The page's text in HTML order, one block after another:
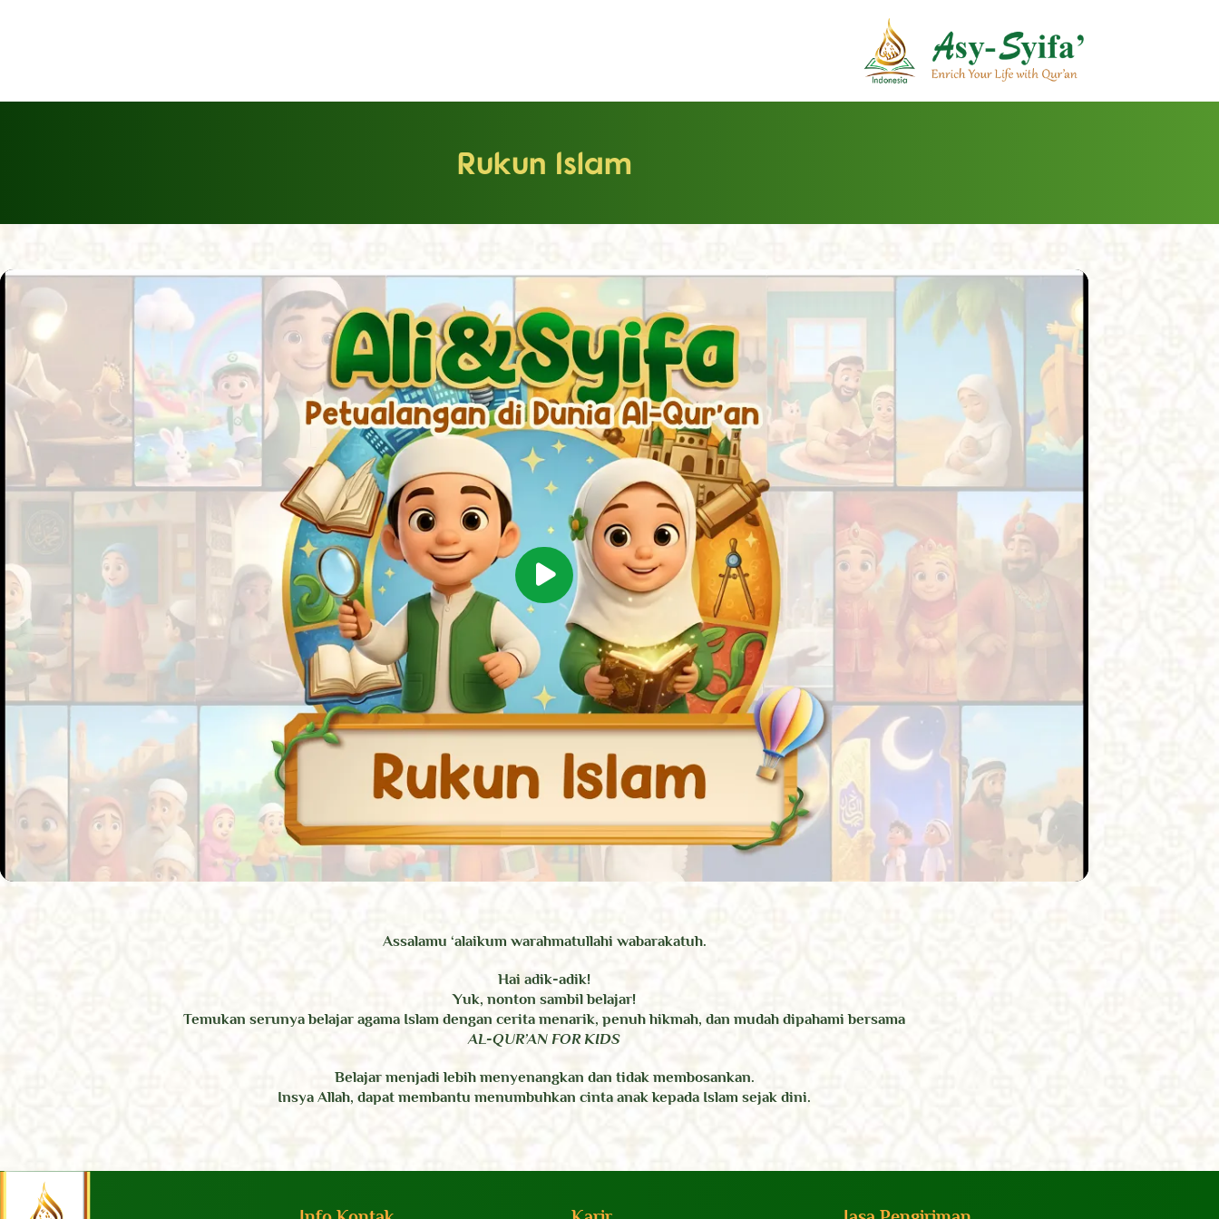
Rukun Islam
Assalamu ‘alaikum warahmatullahi wabarakatuh.
Hai adik-adik!
Yuk, nonton sambil belajar!
Temukan serunya belajar agama Islam dengan cerita menarik, penuh hikmah, dan mudah dipahami bersama
AL-QUR’AN FOR KIDS
Belajar menjadi lebih menyenangkan dan tidak membosankan.
Insya Allah, dapat membantu menumbuhkan cinta anak kepada Islam sejak dini.